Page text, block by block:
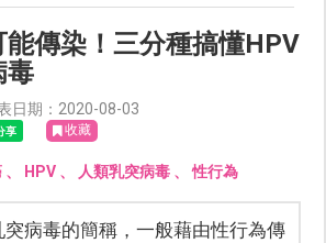
能傳染！三分種搞懂HPV
毒
日期：2020-08-03
收藏
、 HPV 、 人類乳突病毒、性行為
突病毒的簡稱，一般藉由性行為傳